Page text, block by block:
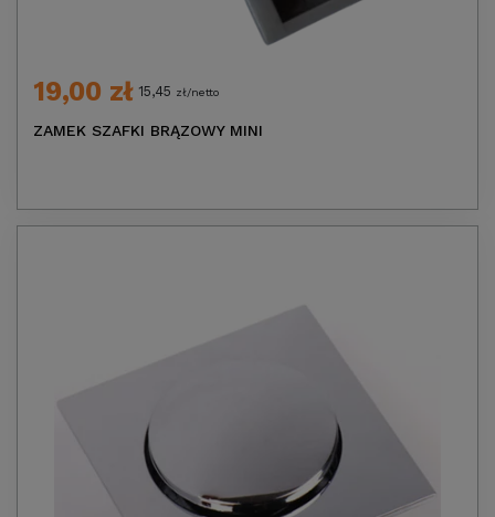
19,00 zł 15,45 zł/netto
ZAMEK SZAFKI BRĄZOWY MINI